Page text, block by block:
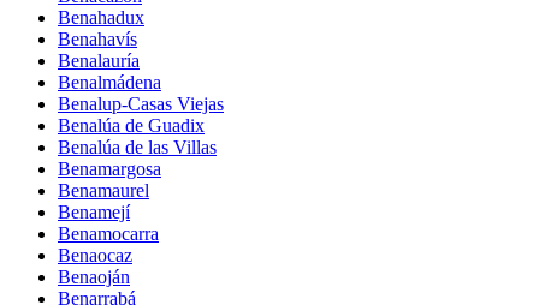
Benahadux
Benahavís
Benalauría
Benalmádena
Benalup-Casas Viejas
Benalúa de Guadix
Benalúa de las Villas
Benamargosa
Benamaurel
Benamejí
Benamocarra
Benaocaz
Benaoján
Benarrabá